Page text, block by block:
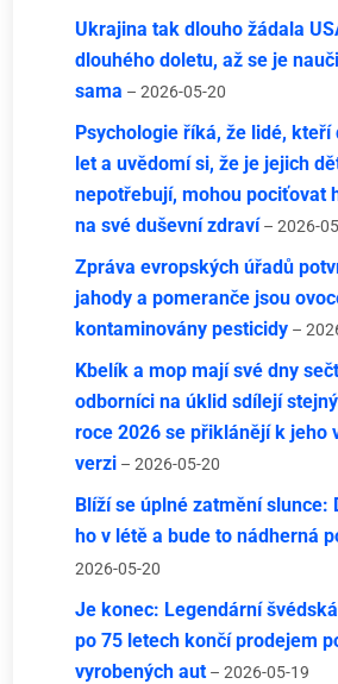
Ukrajina tak dlouho žádala
dlouhého doletu, až se je
sama – 2026-05-20
Psychologie říká, že lidé, kteří
let a uvědomí si, že je jejich
nepotřebují, mohou pociťovat
na své duševní zdraví – 2026-
Zpráva evropských úřadů
jahody a pomeranče jsou
kontaminovány pesticidy –
Kbelík a mop mají své dny
odborníci na úklid sdílejí
roce 2026 se přiklánějí k jeho
verzi – 2026-05-20
Blíží se úplné zatmění slunce:
ho v létě a bude to nádherná
2026-05-20
Je konec: Legendární
po 75 letech končí prodejem
vyrobených aut – 2026-05-19